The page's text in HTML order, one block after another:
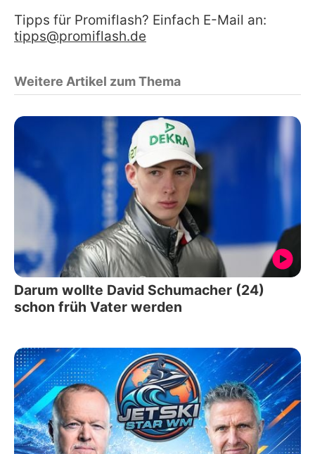
Tipps für Promiflash? Einfach E-Mail an:
tipps@promiflash.de
Weitere Artikel zum Thema
Darum wollte David Schumacher (24)
schon früh Vater werden